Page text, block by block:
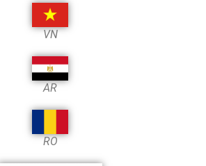
VN
AR
RO